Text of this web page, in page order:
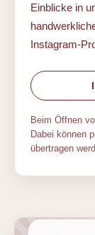
Einblicke in
Instagram-
Beim Öffnen
Dabei können
übertragen